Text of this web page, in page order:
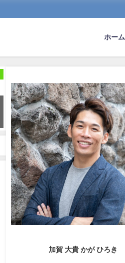
ホーム
加賀 大貴 かが ひろき